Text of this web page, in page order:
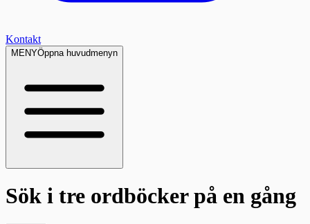
Kontakt
MENYÖppna huvudmenyn
Sök i tre ordböckerpå en gång